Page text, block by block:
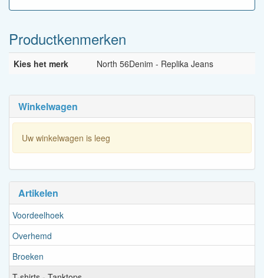
Winkelwagen
Uw winkelwagen is leeg
Artikelen
Voordeelhoek
Overhemd
Broeken
Productkenmerken
Kies het merk North 56Denim - Replika Jeans